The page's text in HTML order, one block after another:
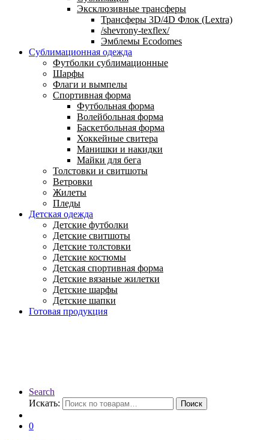
Эксклюзивные трансферы
Трансферы 3D/4D Флок (Lextra)
/shevrony-texflex/
Эмблемы Ecodomes
Сублимационная одежда
Футболки сублимационные
Шарфы
Флаги и вымпелы
Спортивная форма
Футбольная форма
Волейбольная форма
Баскетбольная форма
Хоккейные свитера
Манишки и накидки
Майки для бега
Толстовки и свитшоты
Ветровки
Жилеты
Пледы
Детская одежда
Детские футболки
Детские свитшоты
Детские толстовки
Детские костюмы
Детская спортивная форма
Детские вязаные жилетки
Детские шарфы
Детские шапки
Готовая продукция
Search
Искать:
Поиск
0